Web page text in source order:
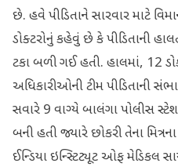
છે. હવે પીડિતાને સારવાર માટે
ડોક્ટરોનું કહેવું છે કે પીડિતાની
ટકા બળી ગઈ હતી. હાલમાં, 12
અધિકારીઓની ટીમ પીડિતાની
સવારે 9 વાગ્યે બાલંગા પોલીસ
બની હતી જ્યારે છોકરી તેના
ઈન્ડિયા ઇન્સ્ટિટ્યૂટ ઓફ મેડિકલ